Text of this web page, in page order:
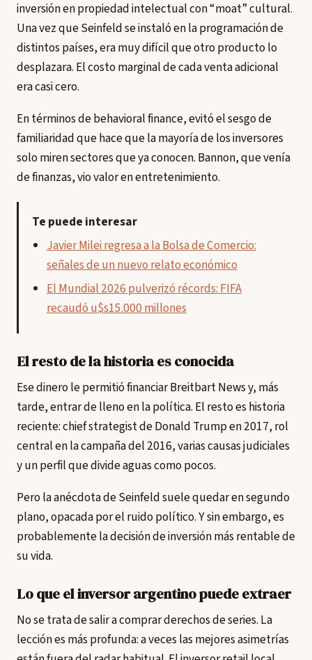
inversión en propiedad intelectual con “moat” cultural.
Una vez que Seinfeld se instaló en la programación de
distintos países, era muy difícil que otro producto lo
desplazara. El costo marginal de cada venta adicional
era casi cero.
En términos de behavioral finance, evitó el sesgo de
familiaridad que hace que la mayoría de los inversores
solo miren sectores que ya conocen. Bannon, que venía
de finanzas, vio valor en entretenimiento.
Te puede interesar
Javier Milei regresa a la Bolsa de Comercio:
señales de un nuevo relato económico
El Mundial 2026 pulverizó récords: FIFA
recaudó u$s15.000 millones
El resto de la historia es conocida
Ese dinero le permitió financiar Breitbart News y, más
tarde, entrar de lleno en la política. El resto es historia
reciente: chief strategist de Donald Trump en 2017, rol
central en la campaña del 2016, varias causas judiciales
y un perfil que divide aguas como pocos.
Pero la anécdota de Seinfeld suele quedar en segundo
plano, opacada por el ruido político. Y sin embargo, es
probablemente la decisión de inversión más rentable de
su vida.
Lo que el inversor argentino puede extraer
No se trata de salir a comprar derechos de series. La
lección es más profunda: a veces las mejores asimetrías